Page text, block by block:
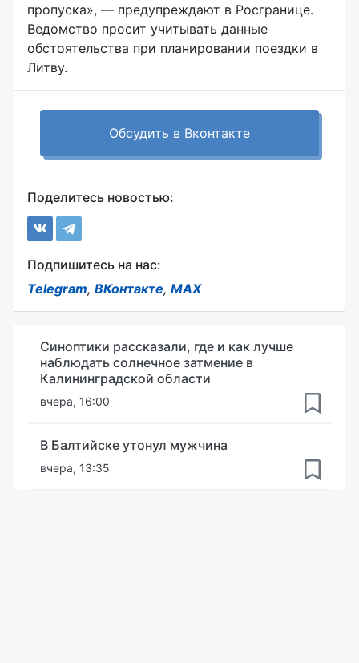
пропуска», — предупреждают в Росгранице.
Ведомство просит учитывать данные
обстоятельства при планировании поездки в
Литву.
Обсудить в Вконтакте
Поделитесь новостью:
Подпишитесь на нас:
Telegram, ВКонтакте, MAX
Синоптики рассказали, где и как лучше
наблюдать солнечное затмение в
Калининградской области
вчера, 16:00
В Балтийске утонул мужчина
вчера, 13:35